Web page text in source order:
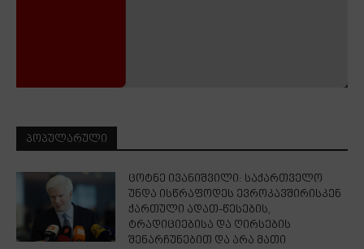
ᲞᲝᲞᲣᲚᲐᲠᲣᲚᲘ
ცოტნე ივანიშვილი: საქართველო
უნდა ისწრაფოდეს ევროკავშირისკენ
ქართული ადათ-წესების,
ტრადიციებისა და ღირსების
შენარჩუნებით და არა მათი